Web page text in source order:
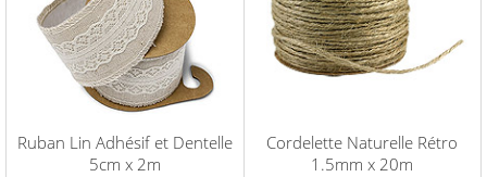
Ruban Lin Adhésif et Dentelle
5cm x 2m
Cordelette Naturelle Rétro
1.5mm x 20m